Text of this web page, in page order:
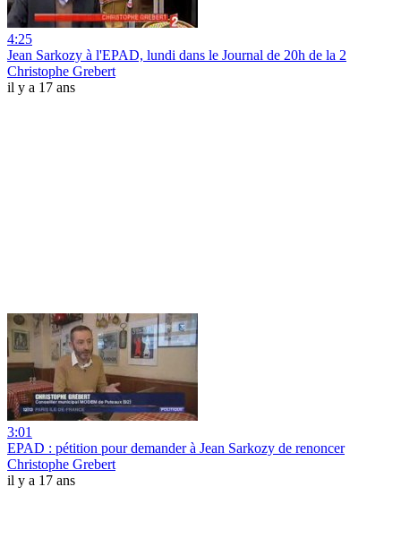
4:25
Jean Sarkozy à l'EPAD, lundi dans le Journal de 20h de la 2
Christophe Grebert
il y a 17 ans
3:01
EPAD : pétition pour demander à Jean Sarkozy de renoncer
Christophe Grebert
il y a 17 ans